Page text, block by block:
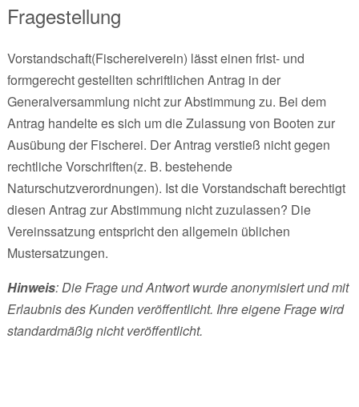
Fragestellung
Vorstandschaft(Fischereiverein) lässt einen frist- und
formgerecht gestellten schriftlichen Antrag in der
Generalversammlung nicht zur Abstimmung zu. Bei dem
Antrag handelte es sich um die Zulassung von Booten zur
Ausübung der Fischerei. Der Antrag verstieß nicht gegen
rechtliche Vorschriften(z. B. bestehende
Naturschutzverordnungen). Ist die Vorstandschaft berechtigt
diesen Antrag zur Abstimmung nicht zuzulassen? Die
Vereinssatzung entspricht den allgemein üblichen
Mustersatzungen.
Hinweis: Die Frage und Antwort wurde anonymisiert und mit
Erlaubnis des Kunden veröffentlicht. Ihre eigene Frage wird
standardmäßig nicht veröffentlicht.